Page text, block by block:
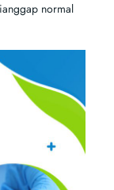
normal